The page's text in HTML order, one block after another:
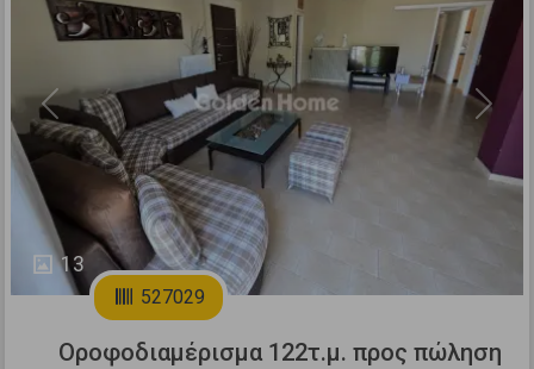
13
Previous Next
527029
Οροφοδιαμέρισμα 122τ.μ. προς πώληση